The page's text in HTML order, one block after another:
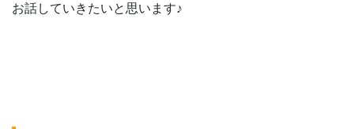
お話していきたいと思います♪